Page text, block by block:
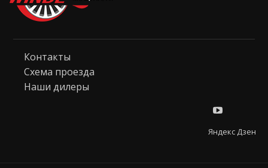
Контакты
Схема проезда
Наши дилеры
Яндекс Дзен